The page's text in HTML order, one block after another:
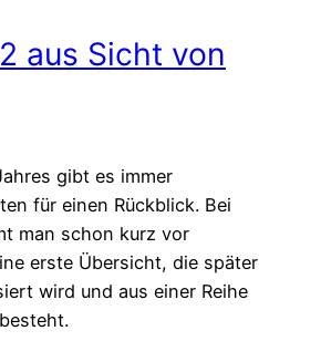
aus Sicht von
gibt es immer
für einen Rückblick. Bei
man schon kurz vor
erste Übersicht, die später
wird und aus einer Reihe